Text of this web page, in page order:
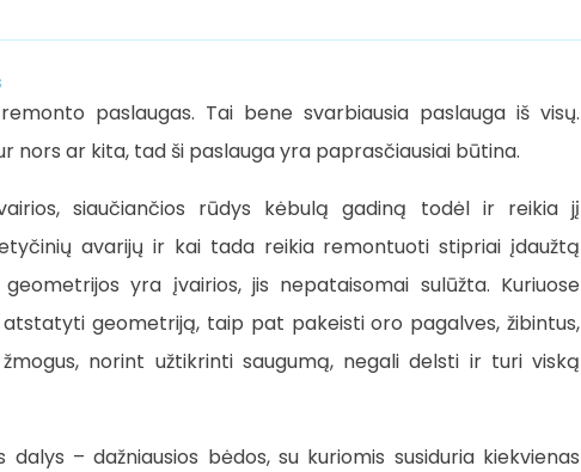
paslaugas. Tai bene svarbiausia paslauga iš visų.
nors ar kita, tad ši paslauga yra paprasčiausiai būtina.
siaučiančios rūdys kėbulą gadiną todėl ir reikia jį
avarijų ir kai tada reikia remontuoti stipriai įdaužtą
yra įvairios, jis nepataisomai sulūžta. Kuriuose
geometriją, taip pat pakeisti oro pagalves, žibintus,
norint užtikrinti saugumą, negali delsti ir turi viską
– dažniausios bėdos, su kuriomis susiduria kiekvienas